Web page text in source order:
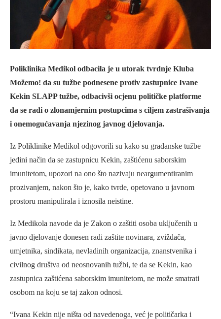
Poliklinika Medikol odbacila je u utorak tvrdnje Kluba
Možemo! da su tužbe podnesene protiv zastupnice Ivane
Kekin SLAPP tužbe, odbacivši ocjenu političke platforme
da se radi o zlonamjernim postupcima s ciljem zastrašivanja
i onemogućavanja njezinog javnog djelovanja.
Iz Poliklinike Medikol odgovorili su kako su građanske tužbe
jedini način da se zastupnicu Kekin, zaštićenu saborskim
imunitetom, upozori na ono što nazivaju neargumentiranim
prozivanjem, nakon što je, kako tvrde, opetovano u javnom
prostoru manipulirala i iznosila neistine.
Iz Medikola navode da je Zakon o zaštiti osoba uključenih u
javno djelovanje donesen radi zaštite novinara, zviždača,
umjetnika, sindikata, nevladinih organizacija, znanstvenika i
civilnog društva od neosnovanih tužbi, te da se Kekin, kao
zastupnica zaštićena saborskim imunitetom, ne može smatrati
osobom na koju se taj zakon odnosi.
“Ivana Kekin nije ništa od navedenoga, već je političarka i